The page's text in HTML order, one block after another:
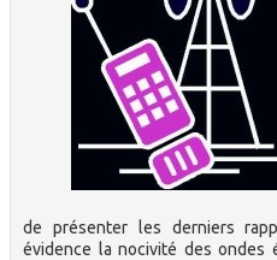
de présenter les derniers
évidence la nocivité des ondes